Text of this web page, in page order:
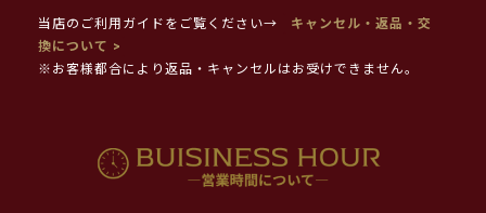
当店のご利用ガイドをご覧ください→
キャンセル・返品・交
換について >
※お客様都合により返品・キャンセルはお受けできません。